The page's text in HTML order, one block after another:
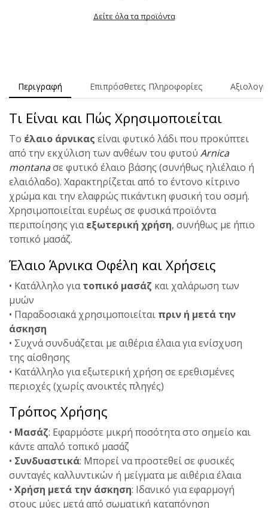
Δείτε όλα τα προϊόντα
Περιγραφή Επιπρόσθετες Πληροφορίες
Τι Είναι και Πώς Χρησιμοποιείται
Το έλαιο άρνικας είναι φυτικό λάδι που προκύπτει
από την εκχύλιση των ανθέων του φυτού Arnica
montanaσε φυτικό έλαιο βάσης (συνήθως ηλιέλαιο ή
ελαιόλαδο). Χαρακτηρίζεται από το έντονο κίτρινο
χρώμα και την ελαφρώς πικάντικη φυσική του οσμή.
Χρησιμοποιείται ευρέως σε φυσικά προϊόντα
περιποίησης γιαεξωτερική χρήση, συνήθως με ήπιο
τοπικό μασάζ.
Έλαιο Άρνικα Οφέλη και Χρήσεις
• Κατάλληλο γιατοπικό μασάζ και χαλάρωση των
μυών
• Παραδοσιακά χρησιμοποιείται πριν ή μετά την
άσκηση
• Συχνά συνδυάζεται με αιθέρια έλαια για ενίσχυση
της αίσθησης
• Κατάλληλο για εξωτερική χρήση σε ερεθισμένες
περιοχές (χωρίς ανοικτές πληγές)
Τρόπος Χρήσης
• Μασάζ: Εφαρμόστε μικρή ποσότητα στο σημείο και
κάντε απαλό τοπικό μασάζ
• Συνδυαστικά: Μπορεί να προστεθεί σε φυσικές
συνταγές καλλυντικών ή μείγματα με αιθέρια έλαια
• Χρήση μετά την άσκηση: Ιδανικό για εφαρμογή
στους μύες μετά από σωματική καταπόνηση